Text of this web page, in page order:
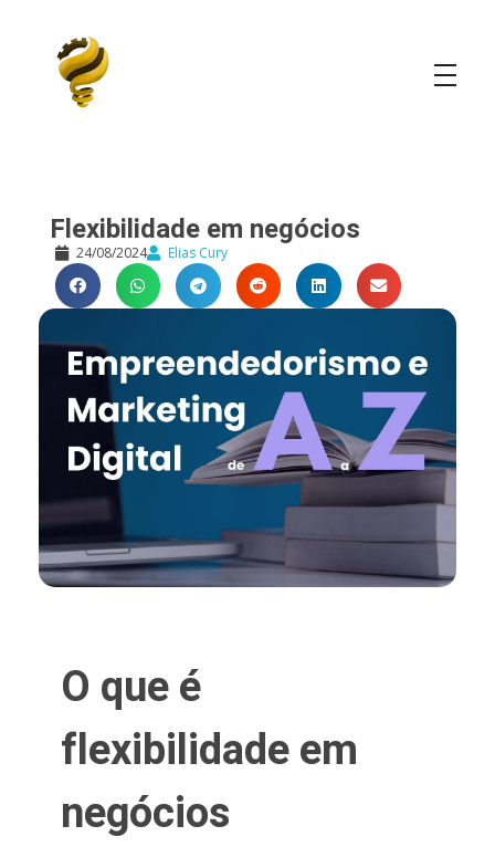
Flexibilidade em negócios
24/08/2024 Elias Cury
O que é
flexibilidade em
negócios